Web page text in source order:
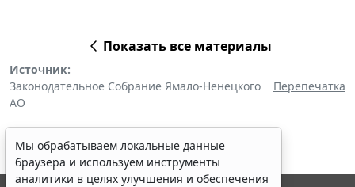
Показать все материалы
Источник:
Законодательное Собрание Ямало-Ненецкого
АО
Перепечатка
Мы обрабатываем локальные данные
браузера и используем инструменты
аналитики в целях улучшения и обеспечения